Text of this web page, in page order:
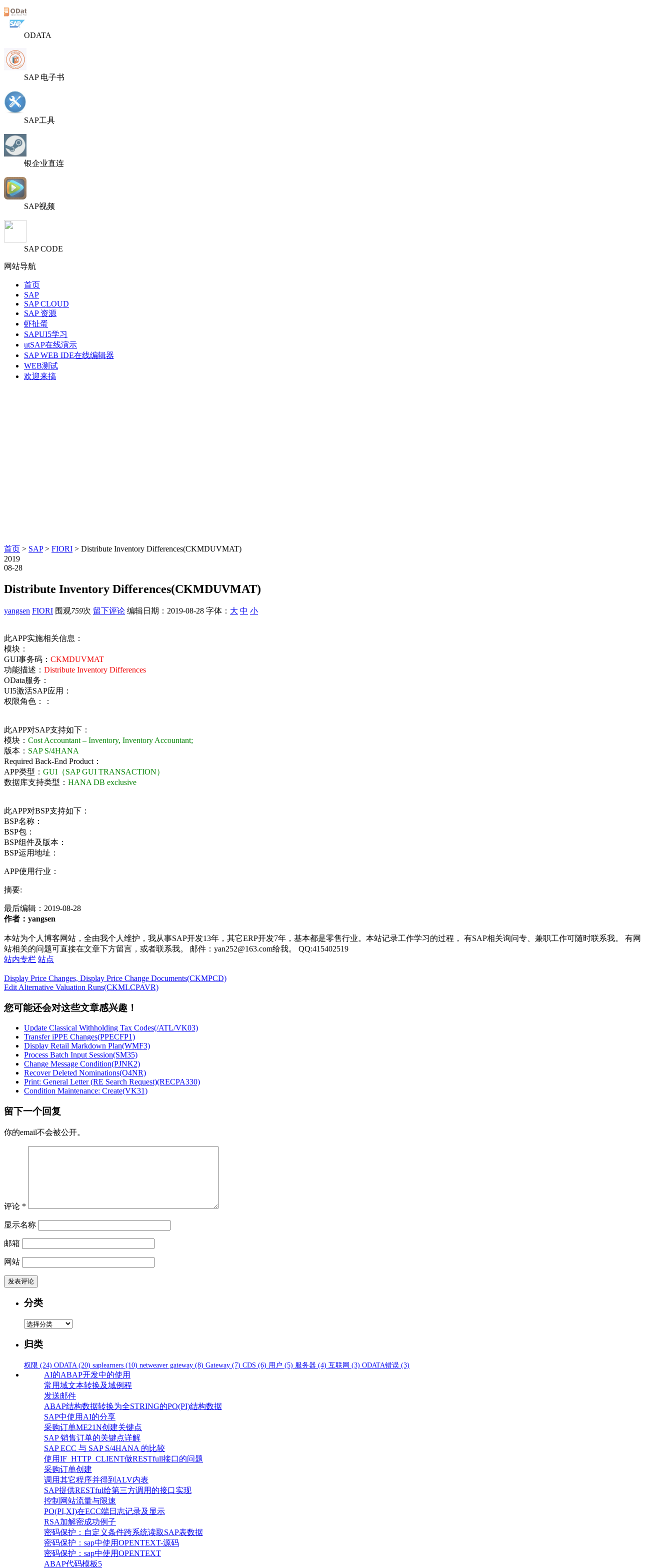
ODATA
SAP 电子书
SAP工具
银企业直连
SAP视频
SAP CODE
网站导航
首页
SAP
SAP CLOUD
SAP 资源
虾扯蛋
SAPUI5学习
utSAP在线演示
SAP WEB IDE在线编辑器
WEB测试
欢迎来搞
首页 > SAP> FIORI > Distribute Inventory Differences(CKMDUVMAT)
2019
08-28
Distribute Inventory Differences(CKMDUVMAT)
yangsen FIORI 围观759次 留下评论 编辑日期： 2019-08-28 字体： 大 中 小
此APP实施相关信息：
模块：
GUI事务码： CKMDUVMAT
功能描述： Distribute Inventory Differences
OData服务：
UI5激活SAP应用：
权限角色：：
此APP对SAP支持如下：
模块： Cost Accountant – Inventory, Inventory Accountant;
版本： SAP S/4HANA
Required Back-End Product：
APP类型： GUI（SAP GUI TRANSACTION）
数据库支持类型： HANA DB exclusive
此APP对BSP支持如下：
BSP名称：
BSP包：
BSP组件及版本：
BSP运用地址：
APP使用行业：
摘要:
最后编辑： 2019-08-28
作者：yangsen
本站为个人博客网站，全由我个人维护，我从事SAP开发13年，其它ERP开发7年，基本都是零售行业。本站记录工作学习的过程， 有SAP相关询问专、兼职工作可随时联系我。 有网
站相关的问题可直接在文章下方留言，或者联系我。 邮件：yan252@163.com给我。 QQ:415402519
站内专栏 站点
Display Price Changes, Display Price Change Documents(CKMPCD)
Edit Alternative Valuation Runs(CKMLCPAVR)
您可能还会对这些文章感兴趣！
Update Classical Withholding Tax Codes(/ATL/VK03)
Transfer iPPE Changes(PPECFP1)
Display Retail Markdown Plan(WMF3)
Process Batch Input Session(SM35)
Change Message Condition(PJNK2)
Recover Deleted Nominations(O4NR)
Print: General Letter (RE Search Request)(RECPA330)
Condition Maintenance: Create(VK31)
留下一个回复
你的email不会被公开。
评论 *
显示名称
邮箱
网站
分类
分
归类
权限 (24) ODATA (20) saplearners (10) netweaver gateway (8) Gateway (7) CDS (6) 用户 (5) 服务器 (4) 互联网 (3) ODATA错误 (3)
AI的ABAP开发中的使用
常用域文本转换及域例程
发送邮件
ABAP结构数据转换为全STRING的PO(PI)结构数据
SAP中使用AI的分享
采购订单ME21N创建关键点
SAP 销售订单的关键点详解
SAP ECC 与 SAP S/4HANA 的比较
使用IF_HTTP_CLIENT做RESTfull接口的问题
采购订单创建
调用其它程序并得到ALV内表
SAP提供RESTful给第三方调用的接口实现
控制网站流量与限速
PO(PI,XI)在ECC端日志记录及显示
RSA加解密成功例子
密码保护：自定义条件跨系统读取SAP表数据
密码保护：sap中使用OPENTEXT-源码
密码保护：sap中使用OPENTEXT
ABAP代码模板5